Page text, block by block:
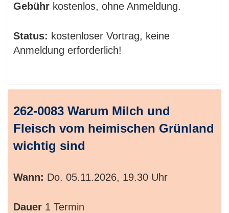
Gebühr kostenlos, ohne Anmeldung.
Status: kostenloser Vortrag, keine
Anmeldung erforderlich!
262-0083 Warum Milch und
Fleisch vom heimischen Grünland
wichtig sind
Wann: Do. 05.11.2026, 19.30 Uhr
Dauer 1 Termin